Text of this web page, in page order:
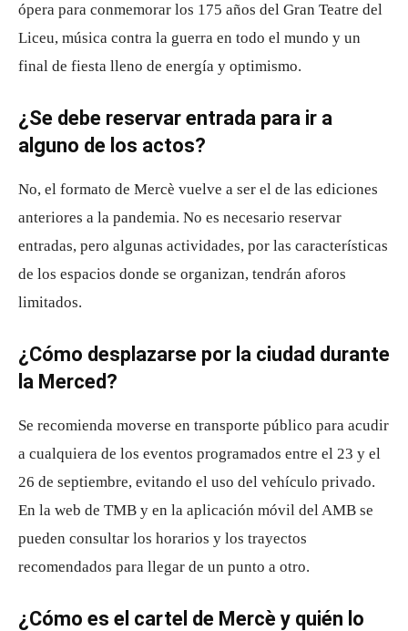
ópera para conmemorar los 175 años del Gran Teatre del
Liceu, música contra la guerra en todo el mundo y un
final de fiesta lleno de energía y optimismo.
¿Se debe reservar entrada para ir a
alguno de los actos?
No, el formato de Mercè vuelve a ser el de las ediciones
anteriores a la pandemia. No es necesario reservar
entradas, pero algunas actividades, por las características
de los espacios donde se organizan, tendrán aforos
limitados.
¿Cómo desplazarse por la ciudad durante
la Merced?
Se recomienda moverse en transporte público para acudir
a cualquiera de los eventos programados entre el 23 y el
26 de septiembre, evitando el uso del vehículo privado.
En la web de TMB y en la aplicación móvil del AMB se
pueden consultar los horarios y los trayectos
recomendados para llegar de un punto a otro.
¿Cómo es el cartel de Mercè y quién lo